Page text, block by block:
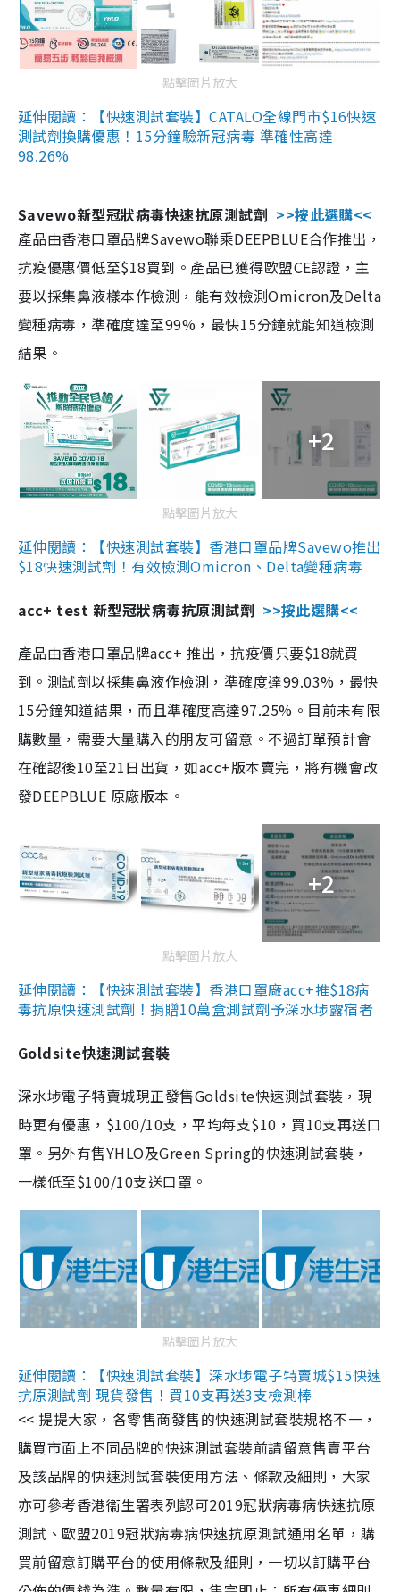
點擊圖片放大
延伸閱讀：【快速測試套裝】CATALO全線門市$16快速
測試劑換購優惠！15分鐘驗新冠病毒 準確性高達
98.26%
Savewo新型冠狀病毒快速抗原測試劑 >>按此選購<<
產品由香港口罩品牌Savewo聯乘DEEPBLUE合作推出，
抗疫優惠價低至$18買到。產品已獲得歐盟CE認證，主
要以採集鼻液樣本作檢測，能有效檢測Omicron及Delta
變種病毒，準確度達至99%，最快15分鐘就能知道檢測
結果。
+2
點擊圖片放大
延伸閱讀：【快速測試套裝】香港口罩品牌Savewo推出
$18快速測試劑！有效檢測Omicron、Delta變種病毒
acc+ test 新型冠狀病毒抗原測試劑 >>按此選購<<
產品由香港口罩品牌acc+ 推出，抗疫價只要$18就買
到。測試劑以採集鼻液作檢測，準確度達99.03%，最快
15分鐘知道結果，而且準確度高達97.25%。目前未有限
購數量，需要大量購入的朋友可留意。不過訂單預計會
在確認後10至21日出貨，如acc+版本賣完，將有機會改
發DEEPBLUE 原廠版本。
+2
點擊圖片放大
延伸閱讀：【快速測試套裝】香港口罩廠acc+推$18病
毒抗原快速測試劑！捐贈10萬盒測試劑予深水埗露宿者
Goldsite快速測試套裝
深水埗電子特賣城現正發售Goldsite快速測試套裝，現
時更有優惠，$100/10支，平均每支$10，買10支再送口
罩。另外有售YHLO及Green Spring的快速測試套裝，
一樣低至$100/10支送口罩。
點擊圖片放大
延伸閱讀：【快速測試套裝】深水埗電子特賣城$15快速
抗原測試劑 現貨發售！買10支再送3支檢測棒
<< 提提大家，各零售商發售的快速測試套裝規格不一，
購買市面上不同品牌的快速測試套裝前請留意售賣平台
及該品牌的快速測試套裝使用方法、條款及細則，大家
亦可參考香港衞生署表列認可2019冠狀病毒病快速抗原
測試、歐盟2019冠狀病毒病快速抗原測試通用名單，購
買前留意訂購平台的使用條款及細則，一切以訂購平台